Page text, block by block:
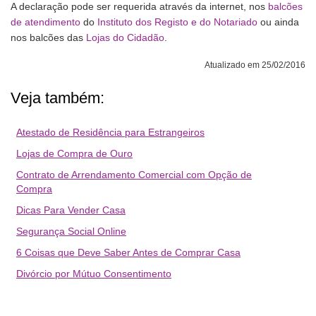
A declaração pode ser requerida através da internet, nos balcões
de atendimento do Instituto dos Registo e do Notariado ou ainda
nos balcões das Lojas do Cidadão
Atualizado em 25/02/2016
Veja também:
Atestado de Residência para Estrangeiros
Lojas de Compra de Ouro
Contrato de Arrendamento Comercial com Opção de
Compra
Dicas Para Vender Casa
Segurança Social Online
6 Coisas que Deve Saber Antes de Comprar Casa
Divórcio por Mútuo Consentimento